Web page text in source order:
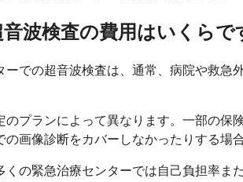
波検査の費用はいくらで
での超音波検査は、通常、病院や救
プランによって異なります。一部の
画像診断をカバーしなかったりする場
の緊急治療センターでは自己負担率